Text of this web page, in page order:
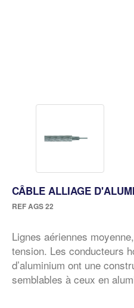
CÂBLE ALLIAGE
REFAGS 22
Lignes aériennes
tension. Les conducteurs
d’aluminium ont une
semblables à ceux en